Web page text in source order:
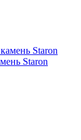
Staron